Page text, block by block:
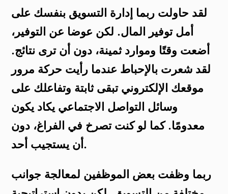
لقد حاولت ربما إدارة التسويق بنفسك على
أمل توفير المال. لكن عوضا عن التوفير،
أضعت وقتًا وموارد ثمينة، دون أن ترى نتائج.
لقد شعرت بالإحباط عندما رأيت حركة مرور
موقعك الإلكتروني تبقى ثابتة وتفاعلك على
وسائل التواصل الاجتماعي يكاد يكون
معدومًا. كما لو كنت تصرخ في الفراغ، دون
أن يستجيب أحد.
ربما وظفت بعض الموظفين لمعالجة جوانب